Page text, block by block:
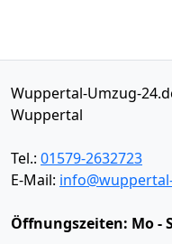
Wuppertal-Umzug-
Wuppertal
Tel.: 01579-2632723
E-Mail:
Öffnungszeiten: Mo -